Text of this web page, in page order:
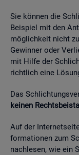
Sie kön­nen die
Bei­spiel mit den
mög­lich­keit nicht
Ge­win­ner oder
mit Hilfe der
richt­lich eine
Das
kei­nen
Auf der
for­ma­tio­nen zum
nach­le­sen, wie ein